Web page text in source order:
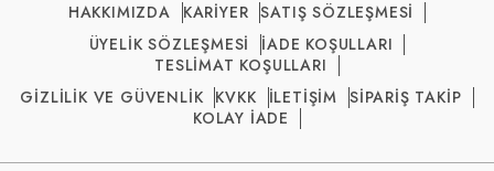
HAKKIMIZDA KARİYER SATIŞ SÖZLEŞMESİ
ÜYELİK SÖZLEŞMESİ
İADE KOŞULLARI
TESLİMAT KOŞULLARI
GİZLİLİK VE GÜVENLİK KVKK İLETİŞİM
SİPARİŞ TAKİP
KOLAY İADE